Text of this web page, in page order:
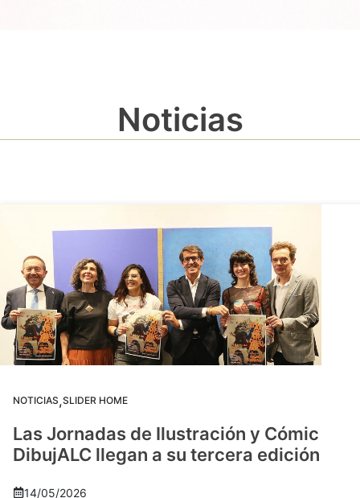
Noticias
NOTICIAS,SLIDER HOME
Las Jornadas de Ilustración y Cómic
DibujALC llegan a su tercera edición
14/05/2026